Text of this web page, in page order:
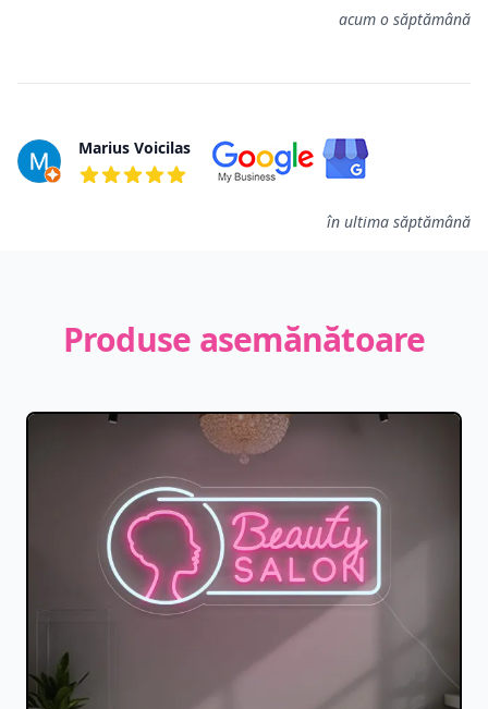
acum o săptămână
Marius Voicilas
în ultima săptămână
Produse asemănătoare